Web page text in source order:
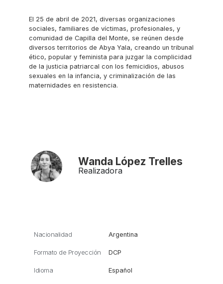
El 25 de abril de 2021, diversas organizaciones
sociales, familiares de víctimas, profesionales, y
comunidad de Capilla del Monte, se reúnen desde
diversos territorios de Abya Yala, creando un tribunal
ético, popular y feminista para juzgar la complicidad
de la justicia patriarcal con los femicidios, abusos
sexuales en la infancia, y criminalización de las
maternidades en resistencia.
Wanda López Trelles
Realizadora
Nacionalidad Argentina
Formato de Proyección DCP
Idioma Español